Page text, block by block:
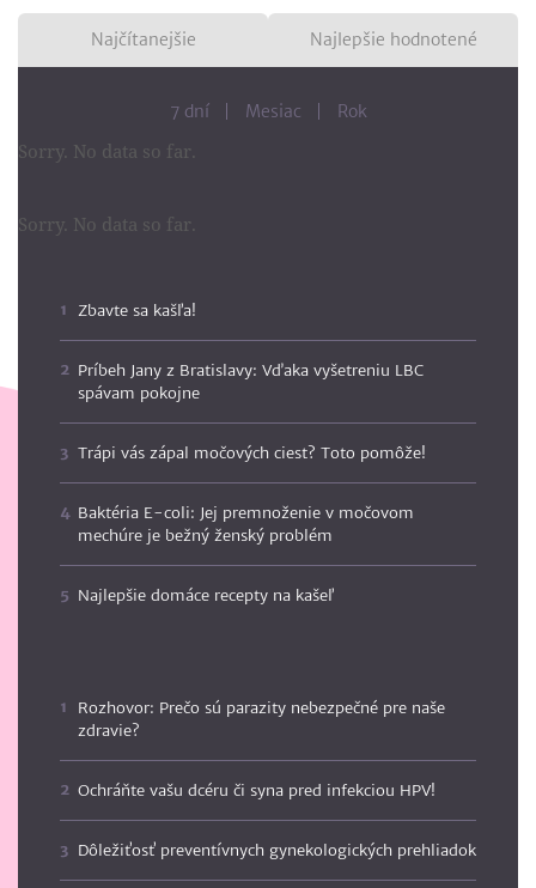
Najčítanejšie Najlepšie hodnotené
7 dní Mesiac Rok
Sorry. No data so far.
Sorry. No data so far.
Zbavte sa kašľa!
Príbeh Jany z Bratislavy: Vďaka vyšetreniu LBC
spávam pokojne
Trápi vás zápal močových ciest? Toto pomôže!
Baktéria E-coli: Jej premnoženie v močovom
mechúre je bežný ženský problém
Najlepšie domáce recepty na kašeľ
Rozhovor: Prečo sú parazity nebezpečné pre naše
zdravie?
Ochráňte vašu dcéru či syna pred infekciou HPV!
Dôležiťosť preventívnych gynekologických prehliadok